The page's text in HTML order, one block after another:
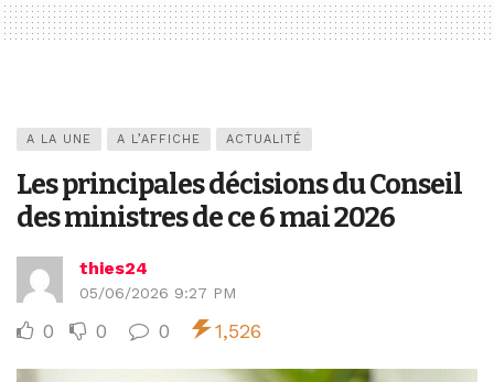
A LA UNE A L’AFFICHE ACTUALITÉ
Les principales décisions du Conseil
des ministres de ce 6 mai 2026
thies24
05/06/2026 9:27 PM
0 0 0 1,526